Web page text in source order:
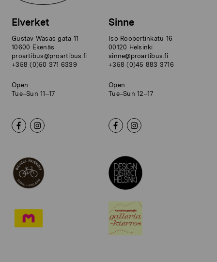
Elverket
Gustav Wasas gata 11
10600 Ekenäs
proartibus@proartibus.fi
+358 (0)50 371 6339
Open
Tue–Sun 11–17
Sinne
Iso Roobertinkatu 16
00120 Helsinki
sinne@proartibus.fi
+358 (0)45 883 3716
Open
Tue–Sun 12–17